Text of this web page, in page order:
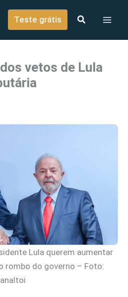
Teste grátis
vetos de Lula
Lula querem aumentar
rombo do governo – Foto: